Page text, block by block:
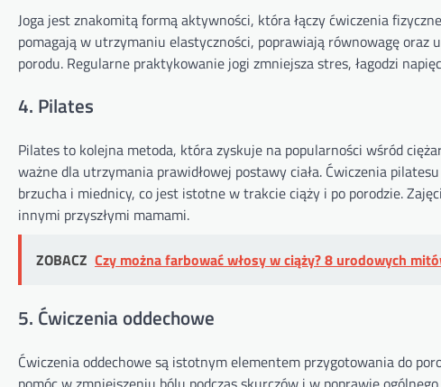
Joga jest znakomitą formą aktywności, która łączy ćwiczenia
pomagają w utrzymaniu elastyczności, poprawiają równowagę oraz
porodu. Regularne praktykowanie jogi zmniejsza stres, łagodzi
4. Pilates
Pilates to kolejna metoda, która zyskuje na popularności wśród
ważne dla utrzymania prawidłowej postawy ciała. Ćwiczenia
brzucha i miednicy, co jest istotne w trakcie ciąży i po porodzie.
innymi przyszłymi mamami.
ZOBACZ Czy można farbować włosy w ciąży? 8 urodowych
5. Ćwiczenia oddechowe
Ćwiczenia oddechowe są istotnym elementem przygotowania do